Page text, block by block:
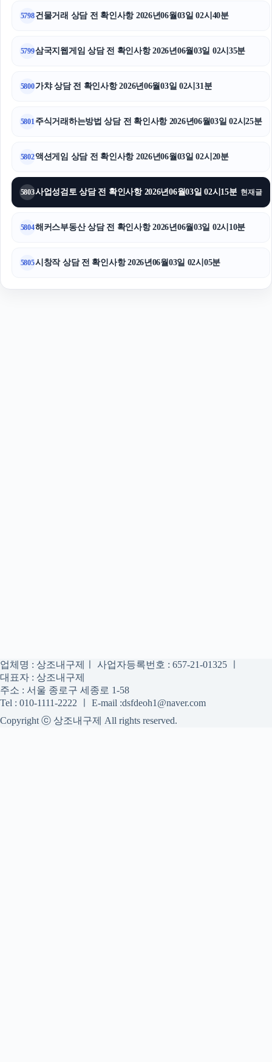
5798건물거래 상담 전 확인사항 2026년06월03일 02시40분
5799삼국지웹게임 상담 전 확인사항 2026년06월03일 02시35분
5800가챠 상담 전 확인사항 2026년06월03일 02시31분
5801 주식거래하는방법 상담 전 확인사항 2026년06월03일 02시25분
5802액션게임 상담 전 확인사항 2026년06월03일 02시20분
5803사업성검토 상담 전 확인사항 2026년06월03일 02시15분 현재글
5804해커스부동산 상담 전 확인사항 2026년06월03일 02시10분
5805시창작 상담 전 확인사항 2026년06월03일 02시05분
업체명 : 상조내구제ㅣ 사업자등록번호 : 657-21-01325 ㅣ
대표자 : 상조내구제
주소 : 서울 종로구 세종로 1-58
Tel : 010-1111-2222 ㅣ E-mail :dsfdeoh1@naver.com
Copyright ⓒ 상조내구제 All rights reserved.